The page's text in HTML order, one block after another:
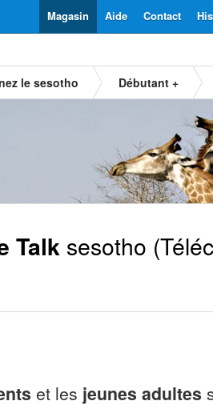
Contact
Aide
Magasin
le sesotho Débutant +
Talk sesotho
et les jeunes adultes